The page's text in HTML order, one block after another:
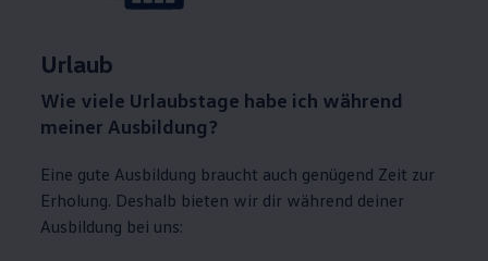
Urlaub
Wie viele Urlaubstage habe ich während
meiner Ausbildung?
Eine gute Ausbildung braucht auch genügend Zeit zur
Erholung. Deshalb bieten wir dir während deiner
Ausbildung bei uns: